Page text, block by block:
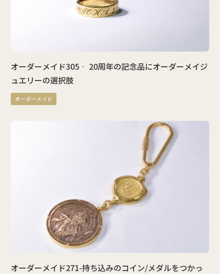
オーダーメイド305‐ 20周年の記念品にオーダーメイジ
ュエリーの選択肢
オーダーメイド
オーダーメイド271-持ち込みのコイン/メダルをつかっ